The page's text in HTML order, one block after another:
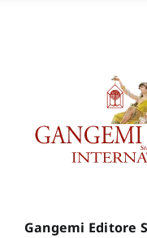
Gangemi Editore